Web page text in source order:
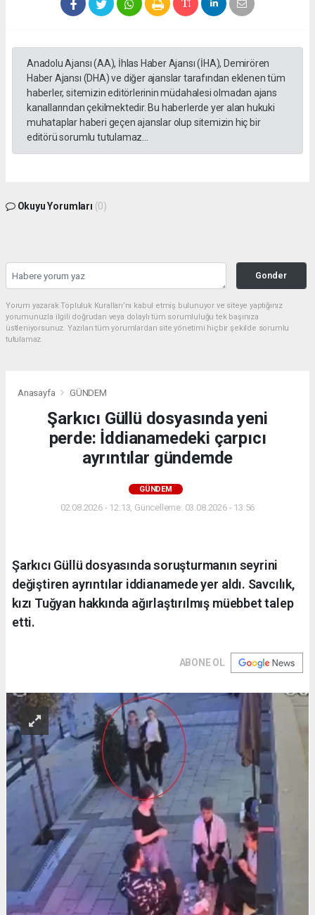
Anadolu Ajansı (AA), İhlas Haber Ajansı (İHA), Demirören
Haber Ajansı (DHA) ve diğer ajanslar tarafından eklenen tüm
haberler, sitemizin editörlerinin müdahalesi olmadan ajans
kanallarından çekilmektedir. Bu haberlerde yer alan hukuki
muhataplar haberi geçen ajanslar olup sitemizin hiç bir
editörü sorumlu tutulamaz...
Okuyu Yorumları (0)
Gonder
Yorum yazarak Topluluk Kuralları’nı kabul etmiş bulunuyor ve siteye yaptığınız
yorumunuzla ilgili doğrudan veya dolaylı tüm sorumluluğu tek başınıza
üstleniyorsunuz. Yazılan tüm yorumlardan site yönetimi hiçbir şekilde sorumlu
tutulamaz.
Anasayfa GÜNDEM
Şarkıcı Güllü dosyasında yeni
perde: İddianamedeki çarpıcı
ayrıntılar gündemde
GÜNDEM
02.08.2026 - 12:13, Güncelleme: 03.08.2026 - 13:56
Şarkıcı Güllü dosyasında soruşturmanın seyrini
değiştiren ayrıntılar iddianamede yer aldı. Savcılık,
kızı Tuğyan hakkında ağırlaştırılmış müebbet talep
etti.
ABONE OL